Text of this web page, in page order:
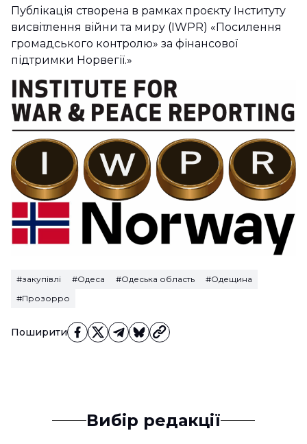
Поширити
Публікація створена в рамках проєкту Інституту
висвітлення війни та миру (IWPR) «Посилення
громадського контролю» за фінансової
підтримки Норвегії.»
#закупівлі #Одеса #Одеська область
#Одещина
#Прозорро
Вибір редакції